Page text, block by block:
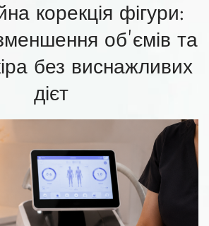
корекція фігури:
об'ємів та
без виснажливих
дієт